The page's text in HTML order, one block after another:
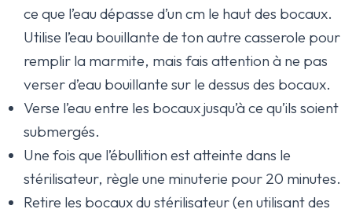
ce que l’eau dépasse d’un cm le haut des bocaux.
Utilise l’eau bouillante de ton autre casserole pour
remplir la marmite, mais fais attention à ne pas
verser d’eau bouillante sur le dessus des bocaux.
Verse l’eau entre les bocaux jusqu’à ce qu’ils soient
submergés.
Une fois que l’ébullition est atteinte dans le
stérilisateur, règle une minuterie pour 20 minutes.
Retire les bocaux du stérilisateur (en utilisant des